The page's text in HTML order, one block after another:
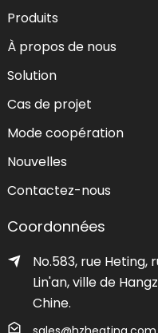
Produits
À propos de nous
Solution
Cas de projet
Mode coopération
Nouvelles
Contactez-nous
Coordonnées
No.583, rue Heting,
Lin'an, ville de
Chine.